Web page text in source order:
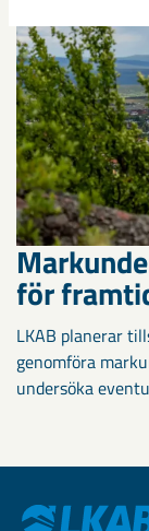
för
LKAB planerar
genomföra
undersöka